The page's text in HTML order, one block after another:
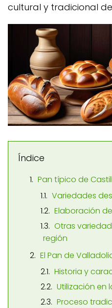
cultural y tradicional
Índice
Pan típico de
Variedades
Elaboración
Otras
región
El Pan de
Historia y
Utilización en
Proceso